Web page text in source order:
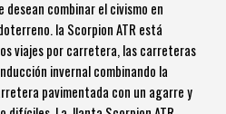
combinar el civismo en
la Scorpion ATR está
viajes por carretera, las carreteras
invernal combinando la
pavimentada con un agarre y